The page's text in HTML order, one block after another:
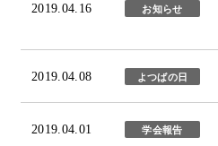
2019.04.16 お知らせ
2019.04.08 よつばの日
2019.04.01 学会報告